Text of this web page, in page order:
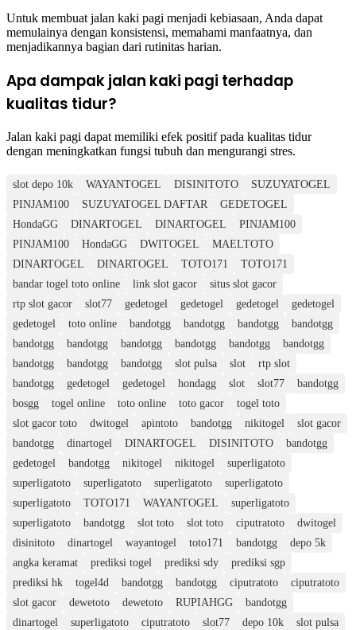
Untuk membuat jalan kaki pagi menjadi kebiasaan, Anda dapat
memulainya dengan konsistensi, memahami manfaatnya, dan
menjadikannya bagian dari rutinitas harian.
Apa dampak jalan kaki pagi terhadap
kualitas tidur?
Jalan kaki pagi dapat memiliki efek positif pada kualitas tidur
dengan meningkatkan fungsi tubuh dan mengurangi stres.
slot depo 10k WAYANTOGEL DISINITOTO
SUZUYATOGEL
PINJAM100
SUZUYATOGEL DAFTAR
GEDETOGEL
HondaGG
DINARTOGEL DINARTOGEL
PINJAM100
PINJAM100
HondaGG DWITOGEL
MAELTOTO
DINARTOGEL
DINARTOGEL TOTO171
TOTO171
bandar togel toto online
link slot gacor
situs slot gacor
rtp slot gacor
slot77 gedetogel gedetogel gedetogel
gedetogel
gedetogel
toto online bandotgg bandotgg bandotgg
bandotgg
bandotgg
bandotgg bandotgg bandotgg bandotgg
bandotgg
bandotgg
bandotgg bandotgg slot pulsa slot
rtp slot
bandotgg
gedetogel gedetogel hondagg slot slot77
bandotgg
bosgg
togel online toto online toto gacor
togel toto
slot gacor toto
dwitogel apintoto bandotgg nikitogel
slot gacor
bandotgg
dinartogel DINARTOGEL DISINITOTO
bandotgg
gedetogel
bandotgg nikitogel nikitogel
superligatoto
superligatoto
superligatoto superligatoto
superligatoto
superligatoto
TOTO171 WAYANTOGEL
superligatoto
superligatoto
bandotgg slot toto slot toto ciputratoto
dwitogel
disinitoto
dinartogel wayantogel toto171 bandotgg
depo 5k
angka keramat
prediksi togel prediksi sdy
prediksi sgp
prediksi hk
togel4d bandotgg bandotgg ciputratoto
ciputratoto
slot gacor
dewetoto dewetoto RUPIAHGG
bandotgg
dinartogel
superligatoto ciputratoto slot77 depo 10k
slot pulsa